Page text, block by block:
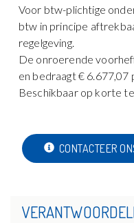
Voor btw-plichtige
btw in principe
regelgeving.
De onroerende
en bedraagt € 6.677,07
Beschikbaar op korte
CONTACTEER